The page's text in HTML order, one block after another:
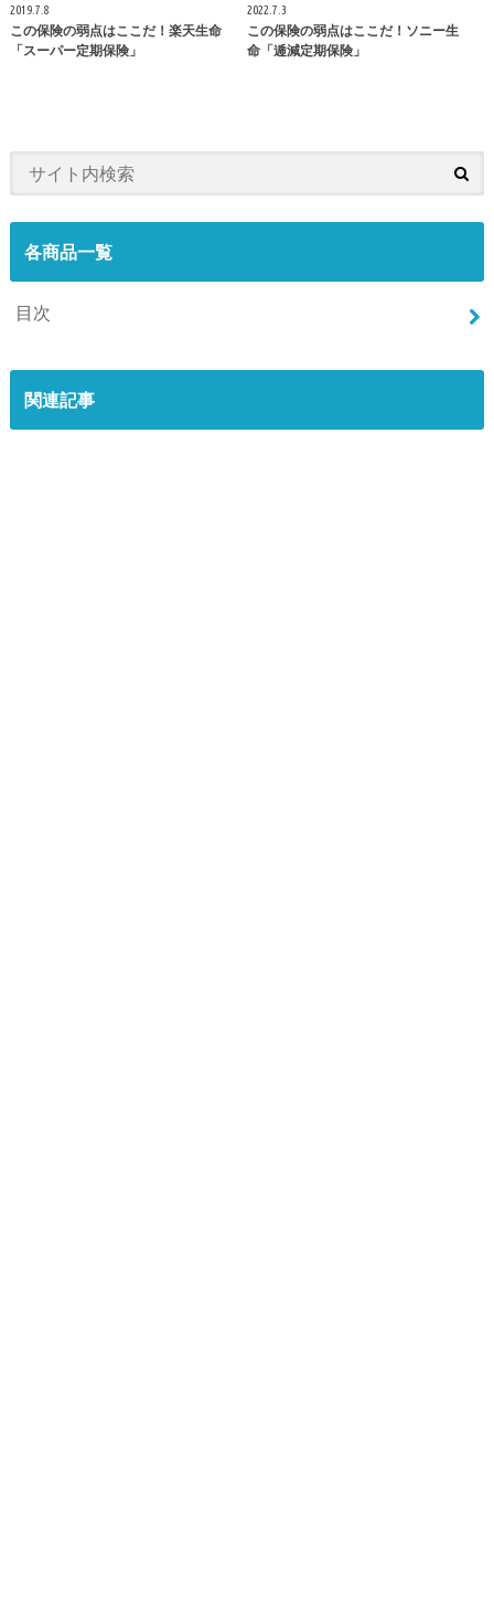
2019.7.8
この保険の弱点はここだ！楽天生命
「スーパー定期保険」
2022.7.3
この保険の弱点はここだ！ソニー生
命「逓減定期保険」
各商品一覧
目次
関連記事